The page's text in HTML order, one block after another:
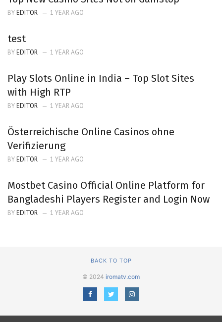
BYEDITOR 1 YEAR AGO
test
BYEDITOR 1 YEAR AGO
Play Slots Online in India – Top Slot Sites
with High RTP
BYEDITOR 1 YEAR AGO
Österreichische Online Casinos ohne
Verifizierung
BYEDITOR 1 YEAR AGO
Mostbet Casino Official Online Platform for
Bangladeshi Players Register and Login Now
BYEDITOR 1 YEAR AGO
BACK TO TOP
© 2024 iromatv.com